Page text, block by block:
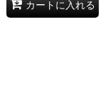
カートに入れる